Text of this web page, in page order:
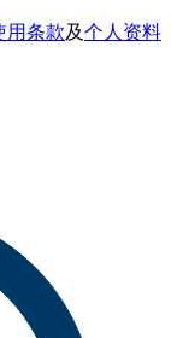
用条款及个人资料